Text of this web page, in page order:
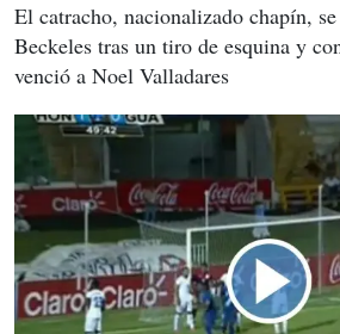
El catracho, nacionalizado chapín,
Beckeles tras un tiro de esquina y
venció a Noel Valladares